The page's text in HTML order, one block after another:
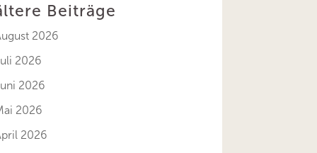
Beiträge
2026
2026
2026
2026
2026